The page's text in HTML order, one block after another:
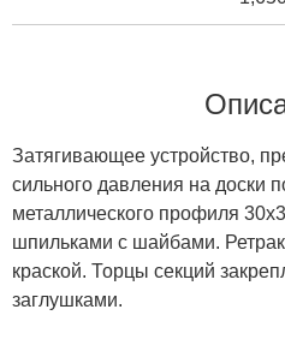
Затягивающее устройство,
сильного давления на доски
металлического профиля
шпильками с шайбами.
краской. Торцы секций
заглушками.